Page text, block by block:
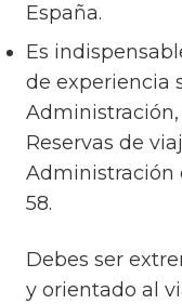
España.
Es
de experiencia
Reservas de
Administración
58.
Debes ser
y orientado al